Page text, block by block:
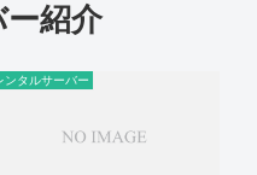
紹介
ンタルサーバー